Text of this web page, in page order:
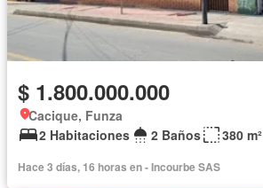
$ 1.800.000.000
Cacique, Funza
2 Habitaciones
2 Baños 380 m²
Hace 3 días, 16 horas en - Incourbe SAS